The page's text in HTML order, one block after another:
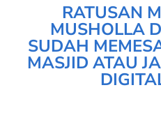
RATUSAN
MUSHOLLA
SUDAH
MASJID ATAU